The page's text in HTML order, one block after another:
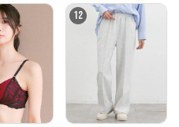
12
(ジュンコシマ
ツロウ タヤマ）、
ュービック)、DECOY
オンフルール)、
ア)など、20 代～ 40 代の
多くの人気ブランドをラ
心に、ライフスタイルを
ムをご提案します。